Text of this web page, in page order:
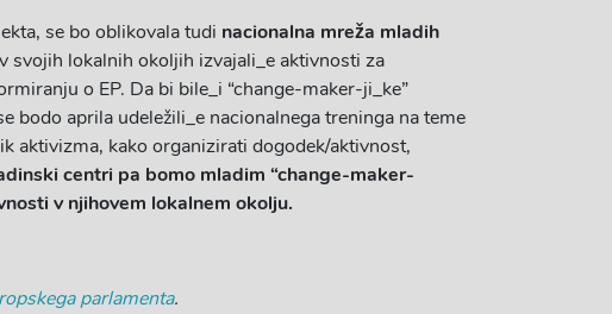
se bo oblikovala tudi nacionalna mreža mladih
svojih lokalnih okoljih izvajali_e aktivnosti za
o EP. Da bi bile_i “change-maker-ji_ke”
bodo aprila udeležili_e nacionalnega treninga na teme
aktivizma, kako organizirati dogodek/aktivnost,
centri pa bomo mladim “change-maker-
v njihovem lokalnem okolju.
parlamenta.